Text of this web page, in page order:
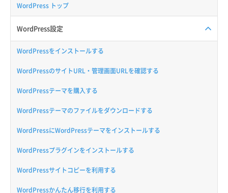
WordPress トップ
WordPress設定
WordPressをインストールする
WordPressのサイトURL・管理画面URLを確認する
WordPressテーマを購入する
WordPressテーマのファイルをダウンロードする
WordPressにWordPressテーマをインストールする
WordPressプラグインをインストールする
WordPressサイトコピーを利用する
WordPressかんたん移行を利用する